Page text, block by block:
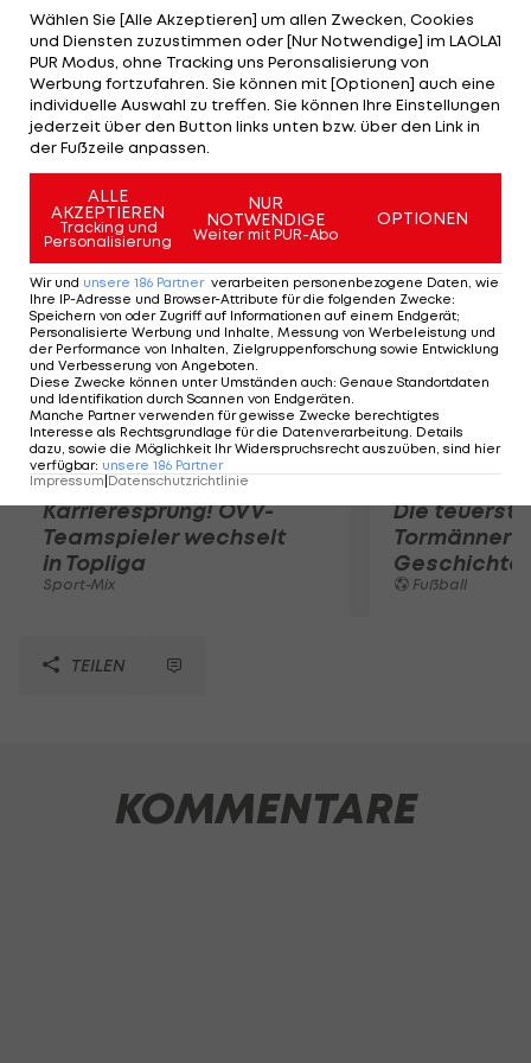
Runde 3 hatte der 49-Jährige beim Gastspiel in
Hartberg (0:1) Referee Christian Dintar heftig
verbal attackiert. Sein Kapitän Ernst Dospel muss
wegen Torraubs gegen Kapfenberg (3:3) ein Spiel
zusehen, Marco Salvatore (Horn) zwei wegen
rohen Spiels beim 1:1 gegen BW Linz.
Mehr zum Thema
Karrieresprung! ÖVV-
Teamspieler wechselt
in Topliga
Sport-Mix
Die
Tormänner
Geschichte
Fußball
TEILEN
KOMMENTARE
Wählen Sie [Alle Akzeptieren] um allen Zwecken, Cookies
und Diensten zuzustimmen oder [Nur Notwendige] im LAOLA1
PUR Modus, ohne Tracking uns Peronsalisierung von
Werbung fortzufahren. Sie können mit [Optionen] auch eine
individuelle Auswahl zu treffen. Sie können Ihre Einstellungen
jederzeit über den Button links unten bzw. über den Link in
der Fußzeile anpassen.
ALLE
AKZEPTIEREN
Tracking und
Personalisierung
NUR
NOTWENDIGE
Weiter mit PUR-Abo
OPTIONEN
Wir und unsere 186 Partner verarbeiten personenbezogene Daten, wie
Ihre IP-Adresse und Browser-Attribute für die folgenden Zwecke:
Speichern von oder Zugriff auf Informationen auf einem Endgerät;
Personalisierte Werbung und Inhalte, Messung von Werbeleistung und
der Performance von Inhalten, Zielgruppenforschung sowie Entwicklung
und Verbesserung von Angeboten.
Diese Zwecke können unter Umständen auch: Genaue Standortdaten
und Identifikation durch Scannen von Endgeräten.
Manche Partner verwenden für gewisse Zwecke berechtigtes
Interesse als Rechtsgrundlage für die Datenverarbeitung. Details
dazu, sowie die Möglichkeit Ihr Widerspruchsrecht auszuüben, sind hier
verfügbar: unsere 186 Partner
Impressum Datenschutzrichtlinie